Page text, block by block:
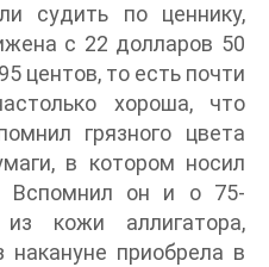
судить по ценнику,
с 22 долларов 50
центов, то есть почти
хороша, что
грязного цвета
в котором носил
Вспомнил он и о 75-
кожи аллигатора,
приобрела в